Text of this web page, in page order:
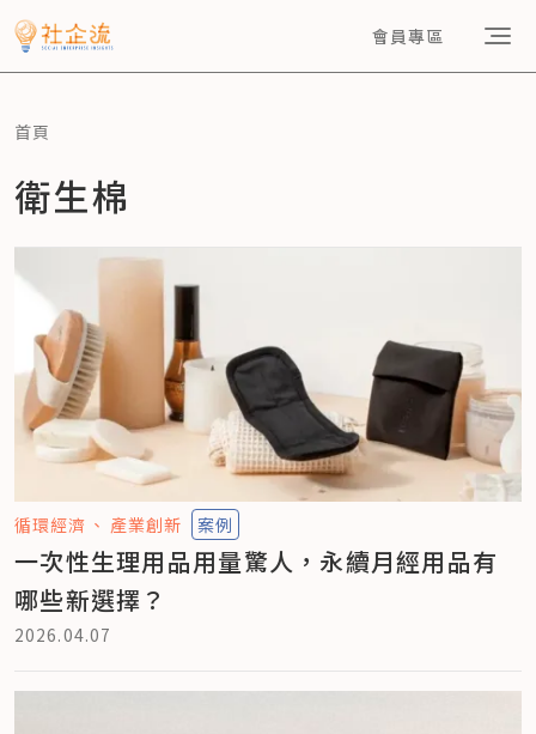
會員專區
首頁
衛生棉
循環經濟 產業創新 案例
一次性生理用品用量驚人，永續月經用品有
哪些新選擇？
2026.04.07